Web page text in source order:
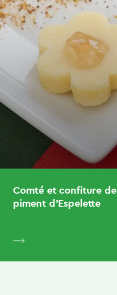
Comté et confiture de
piment d’Espelette